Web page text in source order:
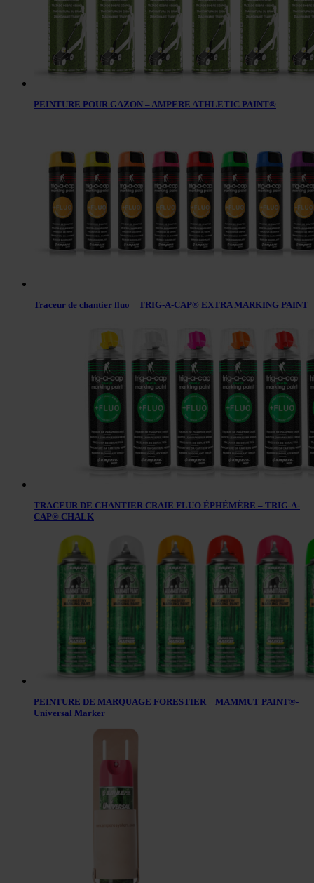
PEINTURE POUR GAZON – AMPERE ATHLETIC PAINT®
Traceur de chantier fluo – TRIG-A-CAP® EXTRA MARKING PAINT
TRACEUR DE CHANTIER CRAIE FLUO ÉPHÉMÈRE – TRIG-A-
CAP® CHALK
PEINTURE DE MARQUAGE FORESTIER – MAMMUT PAINT®-
Universal Marker